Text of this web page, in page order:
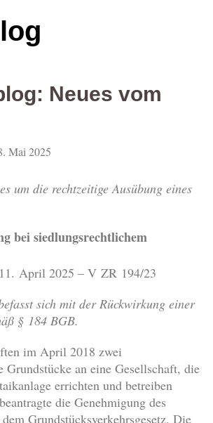
Neues vom
Mai 2025
um die rechtzeitige Ausübung eines
bei siedlungsrechtlichem
April 2025 – V ZR 194/23
sich mit der Rückwirkung einer
§ 184 BGB.
im April 2018 zwei
an eine Gesellschaft, die
errichten und betreiben
die Genehmigung des
Grundstücksverkehrsgesetz. Die